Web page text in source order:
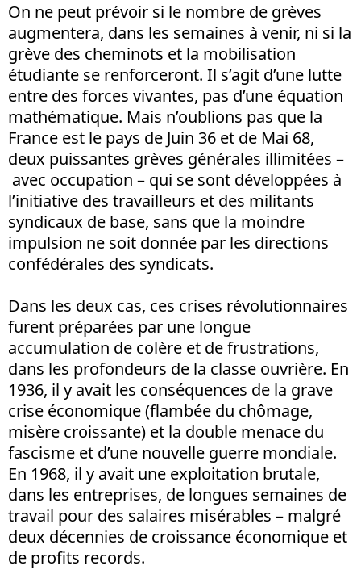
On ne peut prévoir si le nombre de grèves
augmentera, dans les semaines à venir, ni si la
grève des cheminots et la mobilisation
étudiante se renforceront. Il s’agit d’une lutte
entre des forces vivantes, pas d’une équation
mathématique. Mais n’oublions pas que la
France est le pays de Juin 36 et de Mai 68,
deux puissantes grèves générales illimitées –
avec occupation – qui se sont développées à
l’initiative des travailleurs et des militants
syndicaux de base, sans que la moindre
impulsion ne soit donnée par les directions
confédérales des syndicats.
Dans les deux cas, ces crises révolutionnaires
furent préparées par une longue
accumulation de colère et de frustrations,
dans les profondeurs de la classe ouvrière. En
1936, il y avait les conséquences de la grave
crise économique (flambée du chômage,
misère croissante) et la double menace du
fascisme et d’une nouvelle guerre mondiale.
En 1968, il y avait une exploitation brutale,
dans les entreprises, de longues semaines de
travail pour des salaires misérables – malgré
deux décennies de croissance économique et
de profits records.